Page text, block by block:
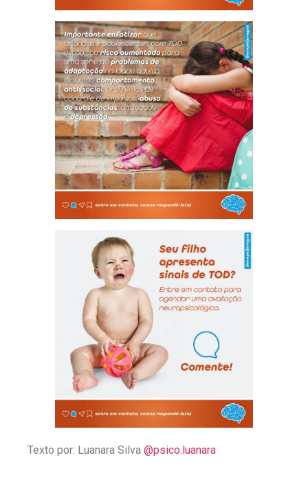
Texto por: Luanara Silva @psico.luanara